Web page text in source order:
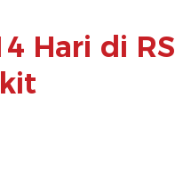
Hari di RS